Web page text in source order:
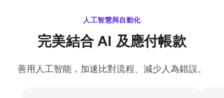
人工智慧與自動化
完美結合 AI 及應付帳款
善用人工智能，加速比對流程、減少人為錯誤。